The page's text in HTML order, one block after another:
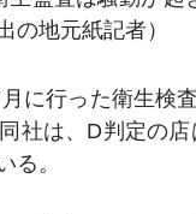
の地元紙記者）
に行った衛生検
社は、D判定の
る。